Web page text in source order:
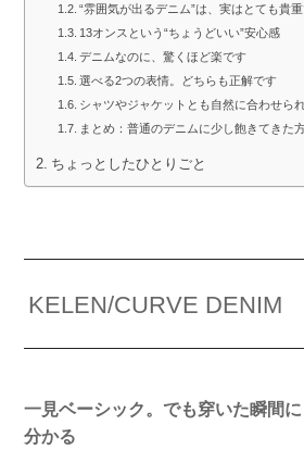
“雰囲気が出るデニム”は、実はとても貴
13オンスという“ちょうどいい”安心感
デニムなのに、驚くほど楽です
選べる2つの表情。どちらも正解です
シャツやジャケットとも自然に合わせら
まとめ：普通のデニムに少し飽きてきた
ちょっとしたひとりごと
KELEN/CURVE DENIM
一見ベーシック。でも穿いた瞬間
分かる